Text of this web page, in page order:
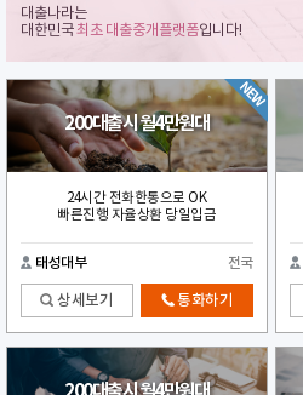
대출나라는
대한민국최초 대출중개플랫폼입니다!
200대출시 월4만원대
24시간 전화한통으로 OK
빠른진행 자율상환 당일입금
태성대부 전국
상세보기 통화하기